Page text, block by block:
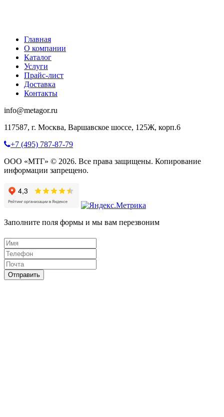
Главная
О компании
Каталог
Услуги
Прайс-лист
Доставка
Контакты
info@metagor.ru
117587, г. Москва, Варшавское шоссе, 125Ж, корп.6
+7 (495) 787-87-79
ООО «МТГ» © 2026. Все права защищены. Копирование
информации запрещено.
Заполните поля формы и мы вам перезвоним
Отправить